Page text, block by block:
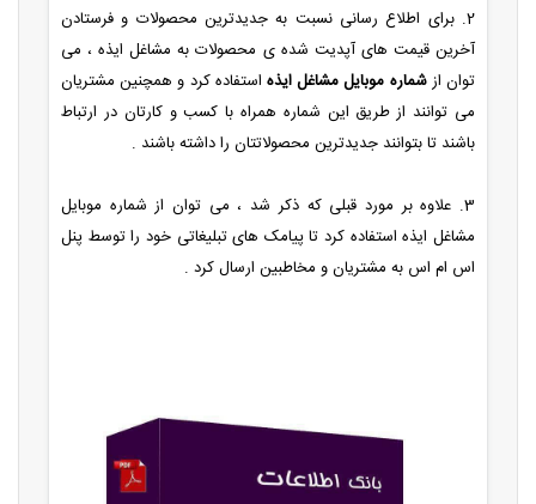
2. برای اطلاع رسانی نسبت به جدیدترین محصولات و فرستادن
آخرین قیمت های آپدیت شده ی محصولات به مشاغل ایذه ، می
توان ازشماره موبایل مشاغل ایذه استفاده کرد و همچنین مشتریان
می توانند از طریق این شماره همراه با کسب و کارتان در ارتباط
باشند تا بتوانند جدیدترین محصولاتتان را داشته باشند .
3. علاوه بر مورد قبلی که ذکر شد ، می توان از شماره موبایل
مشاغل ایذه استفاده کرد تا پیامک های تبلیغاتی خود را توسط پنل
اس ام اس به مشتریان و مخاطبین ارسال کرد .